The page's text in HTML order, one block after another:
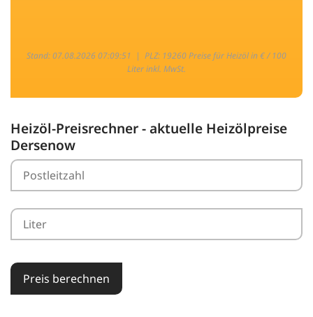
Stand: 07.08.2026 07:09:51 | PLZ: 19260 Preise für Heizöl in € / 100
Liter inkl. MwSt.
Heizöl-Preisrechner - aktuelle Heizölpreise
Dersenow
Preis berechnen